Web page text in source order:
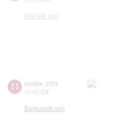
Малый зал
11 ноября 2023
20:00 Сб
Большой зал